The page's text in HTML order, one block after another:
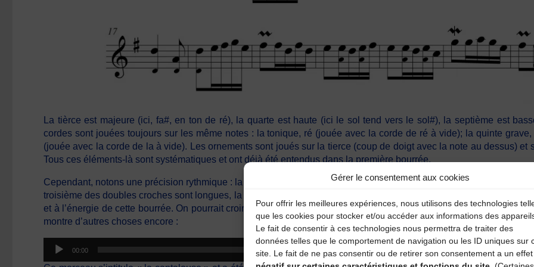
Gérer le consentement aux cookies
Pour offrir les meilleures expériences, nous utilisons des technologies
que les cookies pour stocker et/ou accéder aux informations des
Le fait de consentir à ces technologies nous permettra de traiter des
données telles que le comportement de navigation ou les ID uniques sur
site. Le fait de ne pas consentir ou de retirer son consentement a un effet
La tièrce est majeure (ici, fa#, en ton de ré), la quarte est haute (ici le sol tend vers le sol#), la septième est
cordes sont jouées toujours sur les même notes : la tonique, ré (jouée avec la corde de ré à vide); la quinte
(jouée avec la corde de la à vide). Les ornements sont joués sur la tierce (coup de doigt avec la note au dessus)
Tous ces éléments-là sont systématiques et ont déjà été entendus dans la première bourrée.
Cependant, notons une précision rythmique : la division du temps n’est pas tout-à-fait régulière. Les doubles
troisième des doubles croches sont longues, la seconde et la quatrième sont courtes. L’archet détache presque
et à l’énergie de cette bourrée. On pourrait croire qu’il s’agit de son style personnel, proche d’autres violoneux
montre d’autres choses encore :
Lecteur
audio
00:00